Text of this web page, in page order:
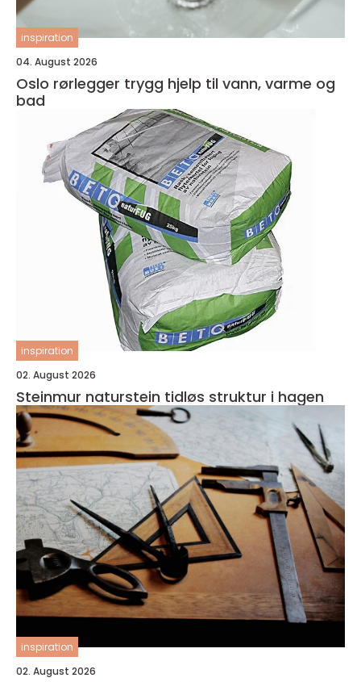
inspiration
04. August 2026
Oslo rørlegger trygg hjelp til vann, varme og
bad
inspiration
02. August 2026
Steinmur naturstein tidløs struktur i hagen
inspiration
02. August 2026